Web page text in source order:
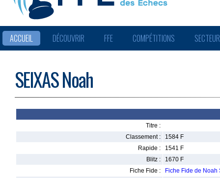
ACCUEIL DÉCOUVRIR FFE COMPÉTITIONS
SEIXAS Noah
Titre :
Classement :
1584 F
Rapide :
1541 F
Blitz :
1670 F
Fiche Fide :
Fiche Fide de Noah